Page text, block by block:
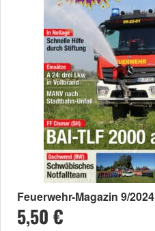
Feuerwehr-Magazin 9/2024
5,50 €